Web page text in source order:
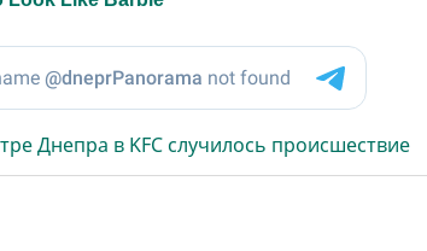
Днепра в KFC случилось происшествие